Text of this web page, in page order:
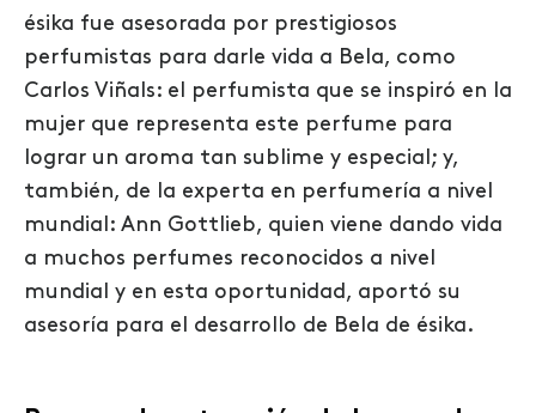
ésika fue asesorada por prestigiosos
perfumistas para darle vida a Bela, como
Carlos Viñals: el perfumista que se inspiró en la
mujer que representa este perfume para
lograr un aroma tan sublime y especial; y,
también, de la experta en perfumería a nivel
mundial: Ann Gottlieb, quien viene dando vida
a muchos perfumes reconocidos a nivel
mundial y en esta oportunidad, aportó su
asesoría para el desarrollo de Bela de ésika.